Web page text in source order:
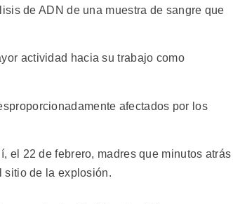
de ADN de una muestra de sangre que
actividad hacia su trabajo como
afectados por los
el 22 de febrero, madres que minutos atrás
sitio de la explosión.